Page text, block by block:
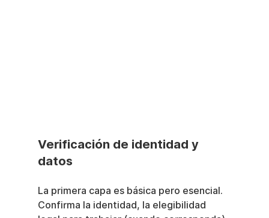
Verificación de identidad y
datos
La primera capa es básica pero esencial.
Confirma la identidad, la elegibilidad